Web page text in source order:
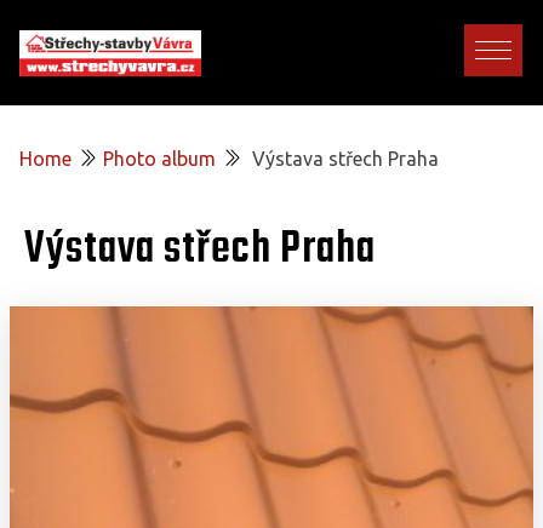
Home Photo album Výstava střech Praha
Výstava střech Praha